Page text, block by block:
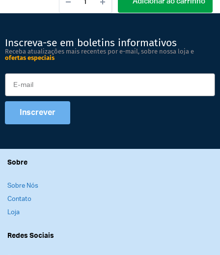
Inscreva-se em boletins informativos
Receba atualizações mais recentes por e-mail, sobre nossa loja e
ofertas especiais
Inscrever
Sobre
Sobre Nós
Contato
Loja
Redes Sociais